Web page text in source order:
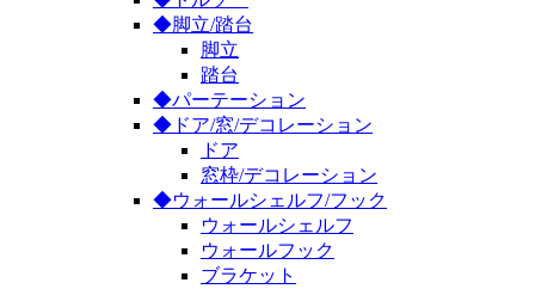
◆脚立/踏台
脚立
踏台
◆パーテーション
◆ドア/窓/デコレーション
ドア
窓枠/デコレーション
◆ウォールシェルフ/フック
ウォールシェルフ
ウォールフック
ブラケット